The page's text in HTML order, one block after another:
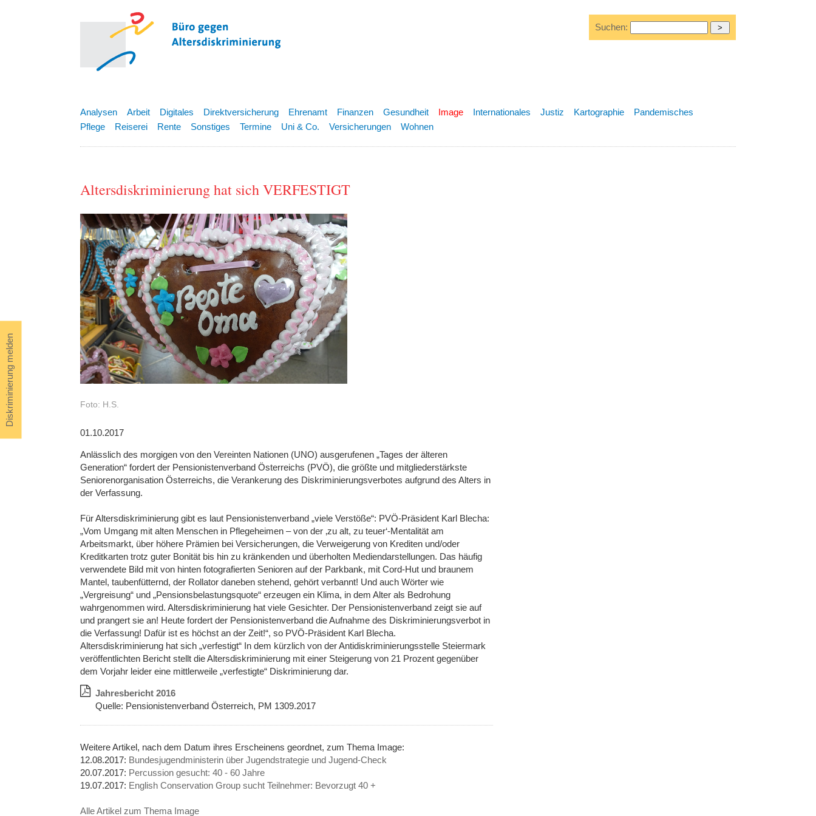
Diskriminierung melden
Suchen:
Analysen Arbeit Digitales Direktversicherung Ehrenamt Finanzen Gesundheit Image Internationales Justiz Kartographie
Pandemisches
Pflege
Reiserei Rente Sonstiges Termine Uni & Co. Versicherungen Wohnen
Altersdiskriminierung hat sich VERFESTIGT
Foto: H.S.
01.10.2017
Anlässlich des morgigen von den Vereinten Nationen (UNO) ausgerufenen „Tages der älteren
Generation“ fordert der Pensionistenverband Österreichs (PVÖ), die größte und mitgliederstärkste
Seniorenorganisation Österreichs, die Verankerung des Diskriminierungsverbotes aufgrund des Alters in
der Verfassung.
Für Altersdiskriminierung gibt es laut Pensionistenverband „viele Verstöße“: PVÖ-Präsident Karl Blecha:
„Vom Umgang mit alten Menschen in Pflegeheimen – von der ‚zu alt, zu teuer‘-Mentalität am
Arbeitsmarkt, über höhere Prämien bei Versicherungen, die Verweigerung von Krediten und/oder
Kreditkarten trotz guter Bonität bis hin zu kränkenden und überholten Mediendarstellungen. Das häufig
verwendete Bild mit von hinten fotografierten Senioren auf der Parkbank, mit Cord-Hut und braunem
Mantel, taubenfütternd, der Rollator daneben stehend, gehört verbannt! Und auch Wörter wie
„Vergreisung“ und „Pensionsbelastungsquote“ erzeugen ein Klima, in dem Alter als Bedrohung
wahrgenommen wird. Altersdiskriminierung hat viele Gesichter. Der Pensionistenverband zeigt sie auf
und prangert sie an! Heute fordert der Pensionistenverband die Aufnahme des Diskriminierungsverbot in
die Verfassung! Dafür ist es höchst an der Zeit!“, so PVÖ-Präsident Karl Blecha.
Altersdiskriminierung hat sich „verfestigt“ In dem kürzlich von der Antidiskriminierungsstelle Steiermark
veröffentlichten Bericht stellt die Altersdiskriminierung mit einer Steigerung von 21 Prozent gegenüber
dem Vorjahr leider eine mittlerweile „verfestigte“ Diskriminierung dar.
Jahresbericht 2016
Quelle: Pensionistenverband Österreich, PM 1309.2017
Weitere Artikel, nach dem Datum ihres Erscheinens geordnet, zum Thema Image:
12.08.2017: Bundesjugendministerin über Jugendstrategie und Jugend-Check
20.07.2017: Percussion gesucht: 40 - 60 Jahre
19.07.2017: English Conservation Group sucht Teilnehmer: Bevorzugt 40 +
Alle Artikel zum Thema Image